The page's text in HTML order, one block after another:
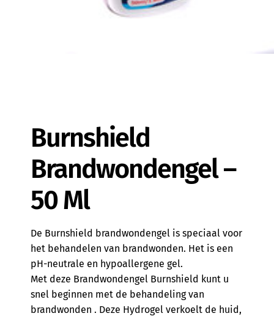
Burnshield
Brandwondengel –
50 Ml
De Burnshield brandwondengel is speciaal voor
het behandelen van brandwonden. Het is een
pH-neutrale en hypoallergene gel.
Met deze Brandwondengel Burnshield kunt u
snel beginnen met de behandeling van
brandwonden . Deze Hydrogel verkoelt de huid,